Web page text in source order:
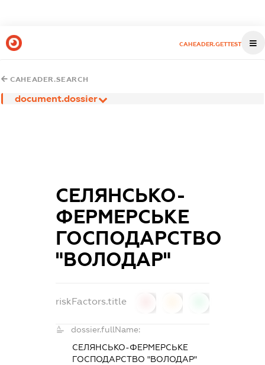
CAHEADER.GETTEST
CAHEADER.SEARCH
document.dossier
СЕЛЯНСЬКО-
ФЕРМЕРСЬКЕ
ГОСПОДАРСТВО
"ВОЛОДАР"
riskFactors.title
dossier.fullName:
СЕЛЯНСЬКО-ФЕРМЕРСЬКЕ
ГОСПОДАРСТВО "ВОЛОДАР"